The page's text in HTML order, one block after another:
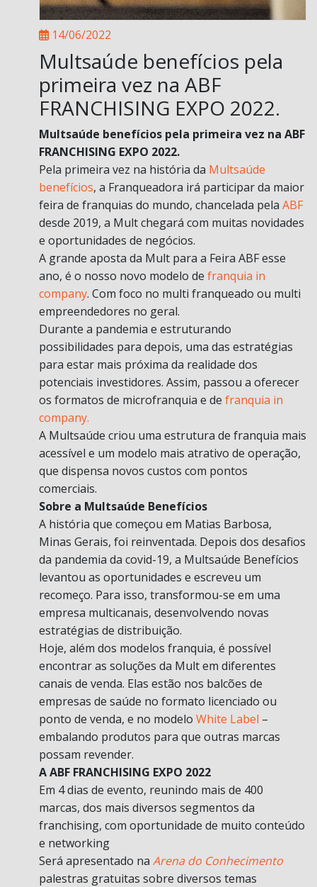
14/06/2022
Multsaúde benefícios pela
primeira vez na ABF
FRANCHISING EXPO 2022.
Multsaúde benefícios pela primeira vez na ABF
FRANCHISING EXPO 2022.
Pela primeira vez na história da Multsaúde
benefícios, a Franqueadora irá participar da maior
feira de franquias do mundo, chancelada pela ABF
desde 2019, a Mult chegará com muitas novidades
e oportunidades de negócios.
A grande aposta da Mult para a Feira ABF esse
ano, é o nosso novo modelo de franquia in
company. Com foco no multi franqueado ou multi
empreendedores no geral.
Durante a pandemia e estruturando
possibilidades para depois, uma das estratégias
para estar mais próxima da realidade dos
potenciais investidores. Assim, passou a oferecer
os formatos de microfranquia e de franquia in
company.
A Multsaúde criou uma estrutura de franquia mais
acessível e um modelo mais atrativo de operação,
que dispensa novos custos com pontos
comerciais.
Sobre a Multsaúde Benefícios
A história que começou em Matias Barbosa,
Minas Gerais, foi reinventada. Depois dos desafios
da pandemia da covid-19, a Multsaúde Benefícios
levantou as oportunidades e escreveu um
recomeço. Para isso, transformou-se em uma
empresa multicanais, desenvolvendo novas
estratégias de distribuição.
Hoje, além dos modelos franquia, é possível
encontrar as soluções da Mult em diferentes
canais de venda. Elas estão nos balcões de
empresas de saúde no formato licenciado ou
ponto de venda, e no modelo White Label –
embalando produtos para que outras marcas
possam revender.
A ABF FRANCHISING EXPO 2022
Em 4 dias de evento, reunindo mais de 400
marcas, dos mais diversos segmentos da
franchising, com oportunidade de muito conteúdo
e networking
Será apresentado na Arena do Conhecimento
palestras gratuitas sobre diversos temas